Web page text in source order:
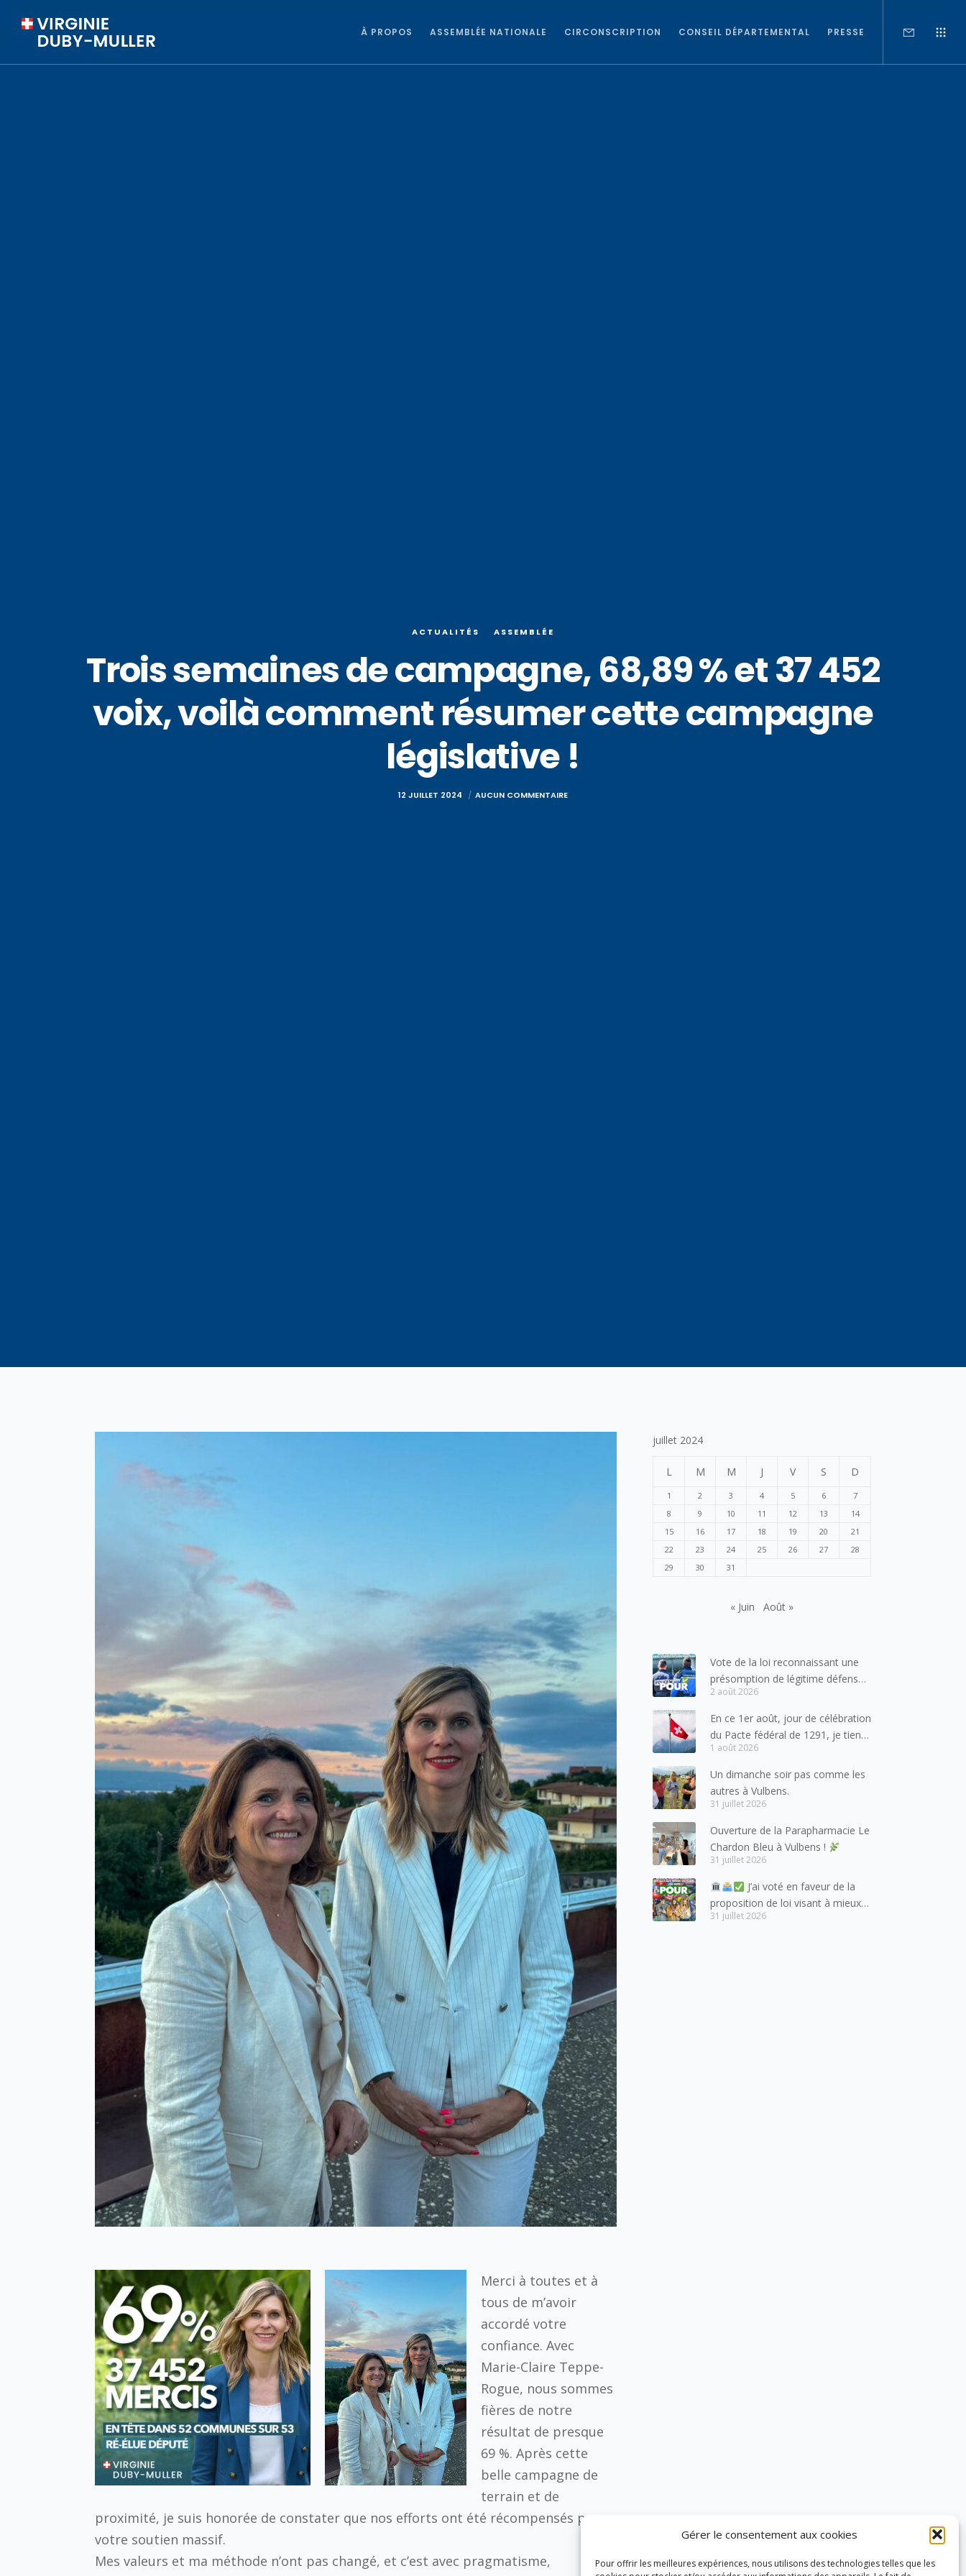
Gérer le consentement aux cookies
Pour offrir les meilleures expériences, nous utilisons des technologies telles que les
À PROPOS ASSEMBLÉE NATIONALE CIRCONSCRIPTION CONSEIL DÉPARTEMENTAL PRESSE
ACTUALITÉS ASSEMBLÉE
Trois semaines de campagne, 68,89 % et 37 452
voix, voilà comment résumer cette campagne
législative !
12 JUILLET 2024 AUCUN COMMENTAIRE
Merci à toutes et à
tous de m’avoir
accordé votre
confiance. Avec
Marie-Claire Teppe-
Rogue, nous sommes
fières de notre
résultat de presque
69 %. Après cette
belle campagne de
terrain et de
proximité, je suis honorée de constater que nos efforts ont été récompensés par
votre soutien massif.
Mes valeurs et ma méthode n’ont pas changé, et c’est avec pragmatisme,
juillet 2024
L M M J V S D
1 2 3 4 5 6
7
8
9 10 11 12 13
14
15
16 17 18 19 20
21
22
23 24 25 26 27
28
29
30 31
« Juin Août »
Vote de la loi reconnaissant une
présomption de légitime défense
pour les forces de l’ordre
2 août 2026
En ce 1er août, jour de célébration
du Pacte fédéral de 1291, je tiens
à adresser mes meilleures
salutations à nos voisins et amis
suisses, et plus particulièrement
aux habitants du bassin genevois
lesquels la Haute-Savoie
entretient des liens étroits et
quotidiens.
1 août 2026
Un dimanche soir pas comme les
autres à Vulbens.
31 juillet 2026
Ouverture de la Parapharmacie Le
Chardon Bleu à Vulbens !
31 juillet 2026
J’ai voté en faveur de la
proposition de loi visant à mieux
protéger les mineurs des risques
31 juillet 2026